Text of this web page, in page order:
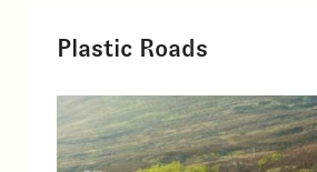
Plastic Roads